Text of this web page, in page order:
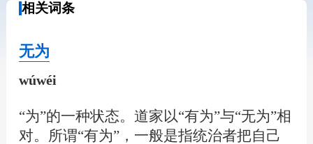
相关词条
无为
wúwéi
“为”的一种状态。道家以“有为”与“无为”相
对。所谓“有为”，一般是指统治者把自己